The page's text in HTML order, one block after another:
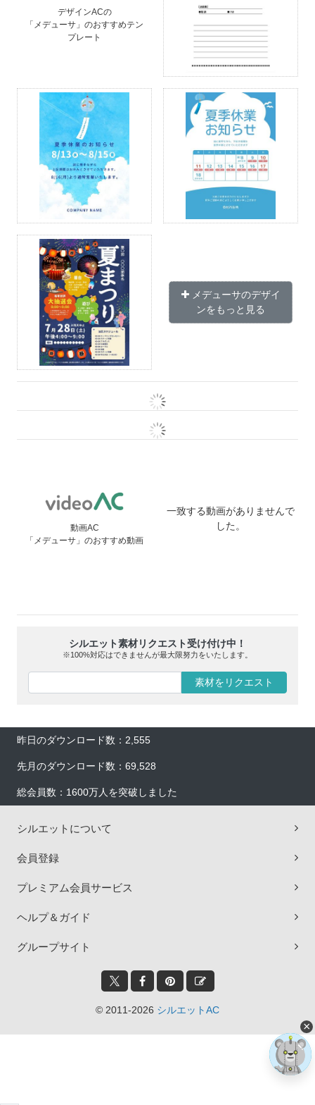
デザインACの
「メデューサ」のおすすめテン
プレート
メデューサのデザイ
ンをもっと見る
動画AC
「メデューサ」のおすすめ動画
一致する動画がありませんで
した。
シルエット素材リクエスト受け付け中！
※100%対応はできませんが最大限努力をいたします。
素材をリクエスト
昨日のダウンロード数：2,555
先月のダウンロード数：69,528
総会員数：1600万人を突破しました
シルエットについて
会員登録
プレミアム会員サービス
ヘルプ＆ガイド
グループサイト
© 2011-2026 シルエットAC
×